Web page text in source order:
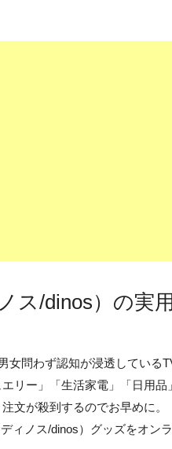
ス/dinos）の実
女問わず認知が浸透している
リー」「生活家電」「日用品
文が殺到するのでお早めに。
ィノス/dinos）グッズをオン